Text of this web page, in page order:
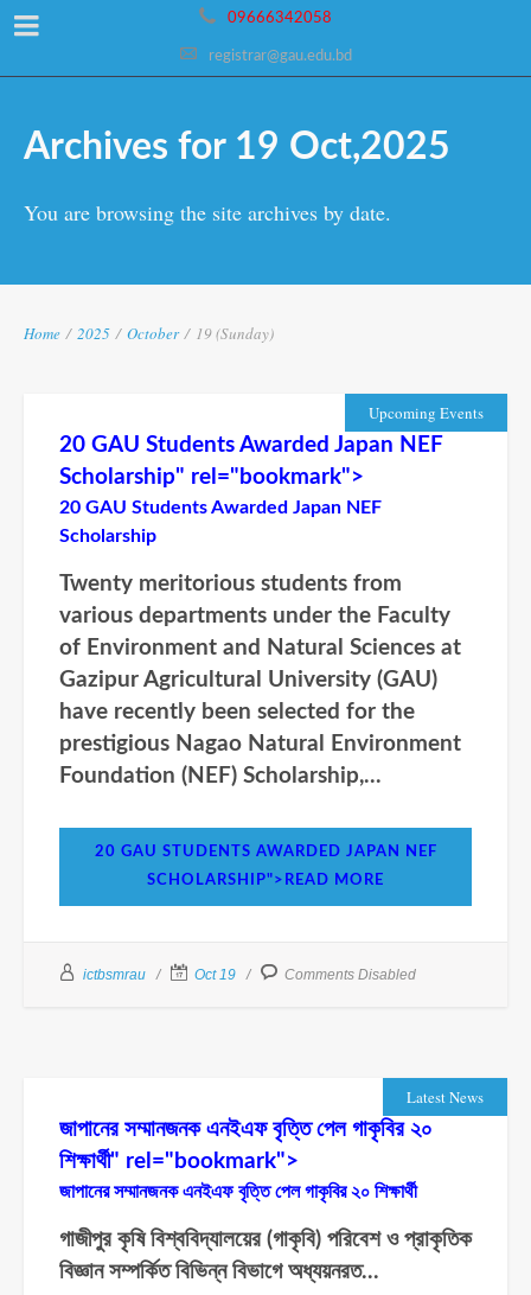
09666342058
registrar@gau.edu.bd
Archives for 19 Oct,2025
You are browsing the site archives by date.
Home / 2025 / October / 19 (Sunday)
Upcoming Events
20 GAU Students Awarded Japan NEF
Scholarship" rel="bookmark">
20 GAU Students Awarded Japan NEF
Scholarship
Twenty meritorious students from
various departments under the Faculty
of Environment and Natural Sciences at
Gazipur Agricultural University (GAU)
have recently been selected for the
prestigious Nagao Natural Environment
Foundation (NEF) Scholarship,...
20 GAU STUDENTS AWARDED JAPAN NEF
SCHOLARSHIP">READ MORE
ictbsmrau Oct 19 Comments Disabled
Latest News
জাপানের সম্মানজনক এনইএফ বৃত্তি পেল গাকৃবির ২০
শিক্ষার্থী" rel="bookmark">
জাপানের সম্মানজনক এনইএফ বৃত্তি পেল গাকৃবির ২০ শিক্ষার্থী
গাজীপুর কৃষি বিশ্ববিদ্যালয়ের (গাকৃবি) পরিবেশ ও প্রাকৃতিক
বিজ্ঞান সম্পর্কিত বিভিন্ন বিভাগে অধ্যয়নরত...